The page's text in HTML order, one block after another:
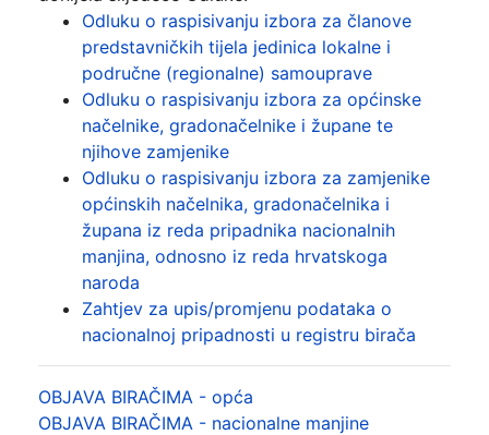
Odluku o raspisivanju izbora za članove
predstavničkih tijela jedinica lokalne i
područne (regionalne) samouprave
Odluku o raspisivanju izbora za općinske
načelnike, gradonačelnike i župane te
njihove zamjenike
Odluku o raspisivanju izbora za zamjenike
općinskih načelnika, gradonačelnika i
župana iz reda pripadnika nacionalnih
manjina, odnosno iz reda hrvatskoga
naroda
Zahtjev za upis/promjenu podataka o
nacionalnoj pripadnosti u registru birača
OBJAVA BIRAČIMA - opća
OBJAVA BIRAČIMA - nacionalne manjine